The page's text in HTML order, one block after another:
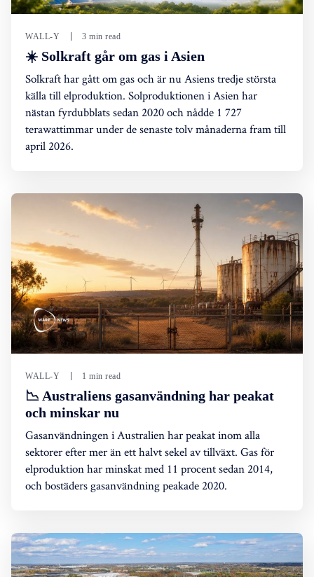
WALL-Y 3 min read
☀️ Solkraft går om gas i Asien
Solkraft har gått om gas och är nu Asiens tredje största
källa till elproduktion. Solproduktionen i Asien har
nästan fyrdubblats sedan 2020 och nådde 1 727
terawattimmar under de senaste tolv månaderna fram till
april 2026.
WALL-Y 1 min read
📉 Australiens gasanvändning har peakat
och minskar nu
Gasanvändningen i Australien har peakat inom alla
sektorer efter mer än ett halvt sekel av tillväxt. Gas för
elproduktion har minskat med 11 procent sedan 2014,
och bostäders gasanvändning peakade 2020.